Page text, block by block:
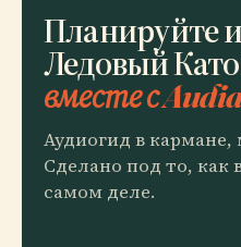
Планируйте
Ледовый
вместе с
Аудиогид в кармане,
Сделано под то, как
самом деле.